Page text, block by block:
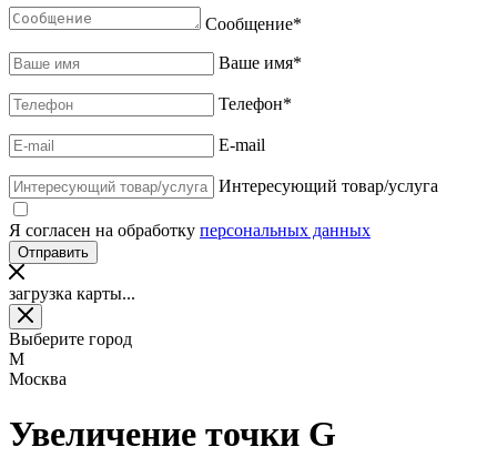
Сообщение*
Ваше имя*
Телефон*
E-mail
Интересующий товар/услуга
Я согласен на обработку персональных данных
загрузка карты...
Выберите город
М
Москва
Увеличение точки G